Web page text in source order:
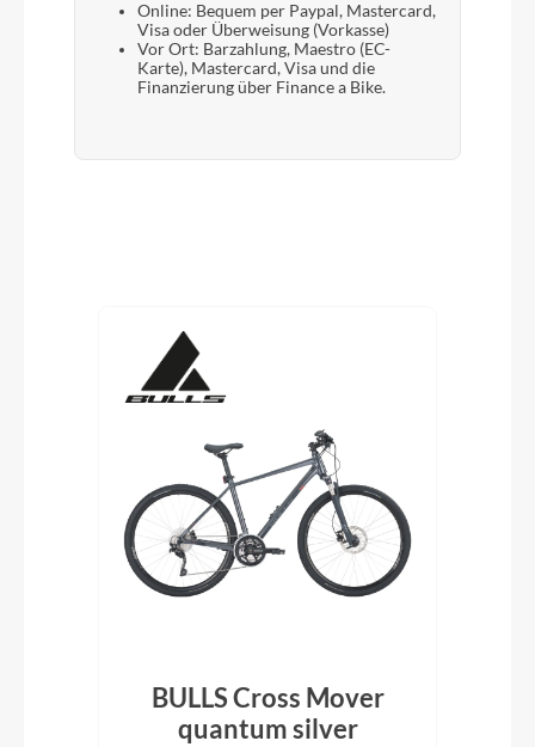
Online: Bequem per Paypal, Mastercard,
Visa oder Überweisung (Vorkasse)
Vor Ort: Barzahlung, Maestro (EC-
Karte), Mastercard, Visa und die
Finanzierung über Finance a Bike.
BULLS Cross Mover
quantum silver